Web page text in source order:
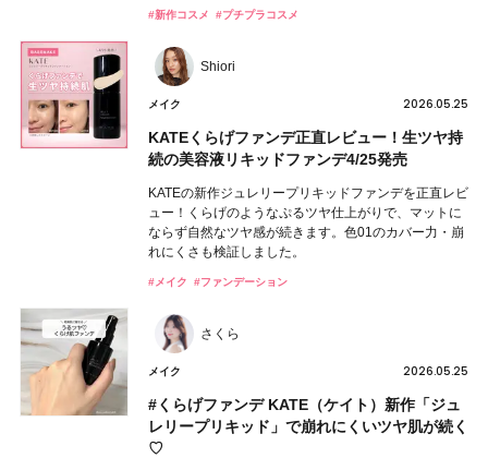
#新作コスメ #プチプラコスメ
Shiori
メイク 2026.05.25
KATEくらげファンデ正直レビュー！生ツヤ持
続の美容液リキッドファンデ4/25発売
KATEの新作ジュレリープリキッドファンデを正直レビ
ュー！くらげのようなぷるツヤ仕上がりで、マットに
ならず自然なツヤ感が続きます。色01のカバー力・崩
れにくさも検証しました。
#メイク #ファンデーション
さくら
メイク 2026.05.25
#くらげファンデ KATE（ケイト）新作「ジュ
レリープリキッド」で崩れにくいツヤ肌が続く
♡